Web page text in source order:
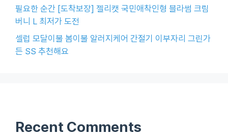
필요한 순간 [도착보장] 젤리캣 국민애착인형 블라썸 크림
버니 L 최저가 도전
셀럽 모달이불 봄이불 알러지케어 간절기 이부자리 그린가
든 SS 추천해요
Recent Comments